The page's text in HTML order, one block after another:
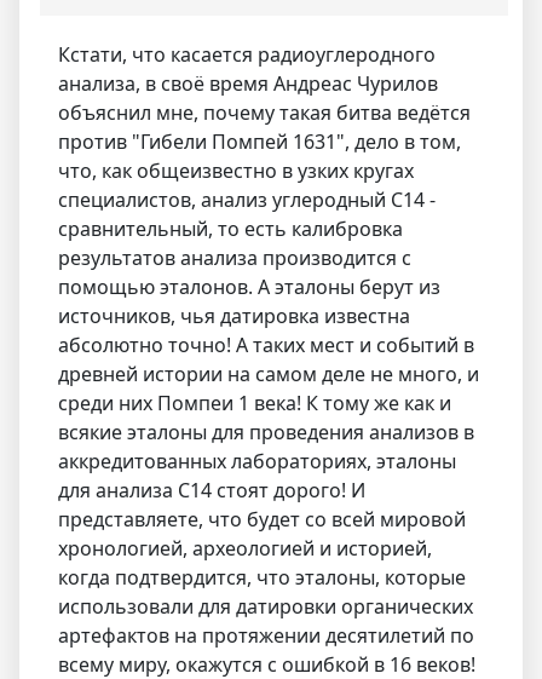
Кстати, что касается радиоуглеродного
анализа, в своё время Андреас Чурилов
объяснил мне, почему такая битва ведётся
против "Гибели Помпей 1631", дело в том,
что, как общеизвестно в узких кругах
специалистов, анализ углеродный С14 -
сравнительный, то есть калибровка
результатов анализа производится с
помощью эталонов. А эталоны берут из
источников, чья датировка известна
абсолютно точно! А таких мест и событий в
древней истории на самом деле не много, и
среди них Помпеи 1 века! К тому же как и
всякие эталоны для проведения анализов в
аккредитованных лабораториях, эталоны
для анализа С14 стоят дорого! И
представляете, что будет со всей мировой
хронологией, археологией и историей,
когда подтвердится, что эталоны, которые
использовали для датировки органических
артефактов на протяжении десятилетий по
всему миру, окажутся с ошибкой в 16 веков!